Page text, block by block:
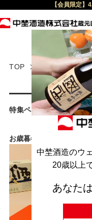
【会員限定
TOP 特集ページ
特集ページ
お歳暮冬ギフト2024/日本
中埜酒造のウ
20歳以上
あなた